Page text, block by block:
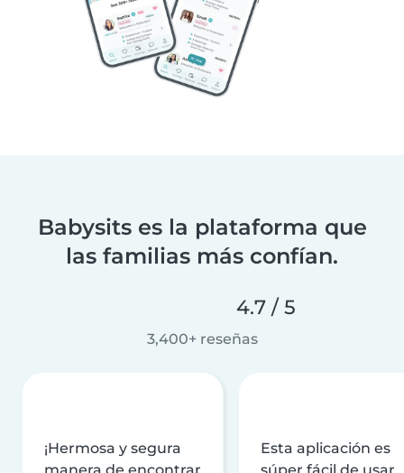
Babysits es la plataforma que
las familias más confían.
4.7 / 5
3,400+ reseñas
¡Hermosa y segura
Esta aplicación es